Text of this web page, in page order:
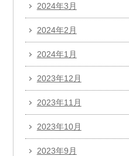
2024年3月
2024年2月
2024年1月
2023年12月
2023年11月
2023年10月
2023年9月